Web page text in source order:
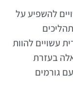
להשפיע על
עשויים להוות
בעזרת
גורמים